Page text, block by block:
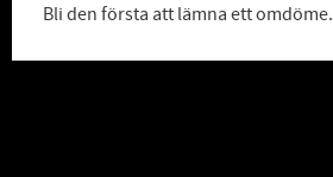
Bli den första att lämna ett omdöme.